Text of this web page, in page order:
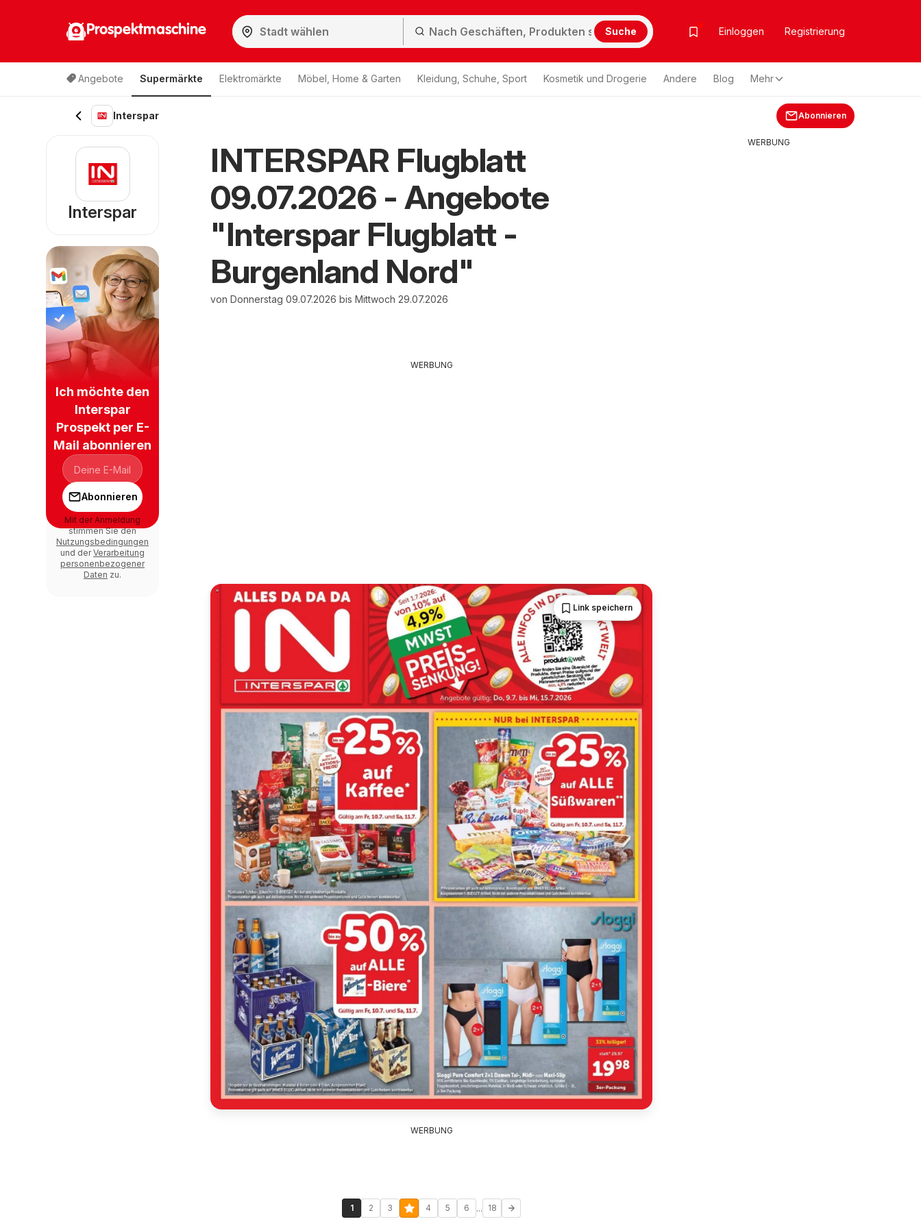
Prospektmaschine Suche Einloggen Registrierung
Angebote Supermärkte Elektromärkte Möbel, Home & Garten Kleidung, Schuhe, Sport Kosmetik und Drogerie Andere Blog Mehr
Interspar Abonnieren
INTERSPAR Flugblatt
09.07.2026 - Angebote
"Interspar Flugblatt -
Burgenland Nord"
von Donnerstag 09.07.2026 bis Mittwoch 29.07.2026
WERBUNG
Link speichern
WERBUNG
1 2 3 4 5 6 ... 18
Interspar
Ich möchte den
Interspar
Prospekt per E-
Mail abonnieren
Abonnieren
Mit der Anmeldung
stimmen Sie den
Nutzungsbedingungen
und derVerarbeitung
personenbezogener
Daten zu.
WERBUNG